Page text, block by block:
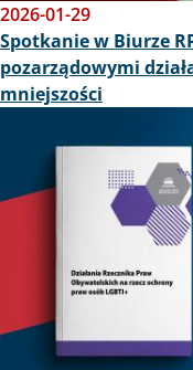
2026-01-29
Spotkanie w Biurze
pozarządowymi
mniejszości